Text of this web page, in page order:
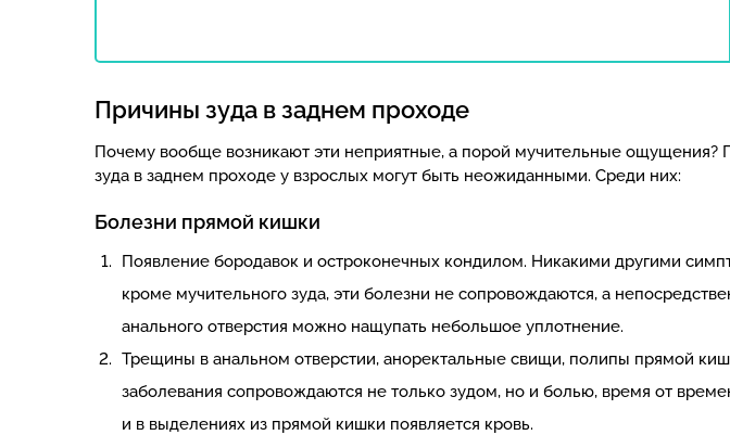
Причины зуда в заднем проходе
Почему вообще возникают эти неприятные, а порой мучительные ощущения?
зуда в заднем проходе у взрослых могут быть неожиданными. Среди них:
Болезни прямой кишки
Появление бородавок и остроконечных кондилом. Никакими другими
кроме мучительного зуда, эти болезни не сопровождаются, а
анального отверстия можно нащупать небольшое уплотнение.
Трещины в анальном отверстии, аноректальные свищи, полипы прямой
заболевания сопровождаются не только зудом, но и болью, время от
и в выделениях из прямой кишки появляется кровь.